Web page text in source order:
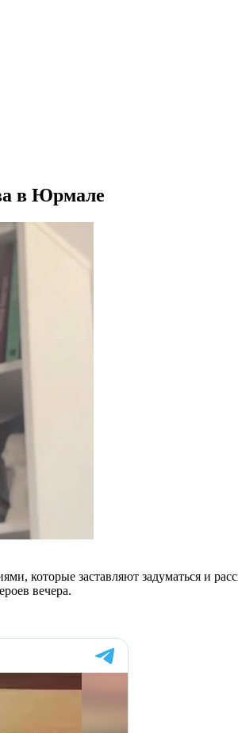
в Юрмале
которые заставляют задуматься и
вечера.